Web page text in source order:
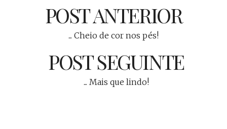
POST ANTERIOR
... Cheio de cor nos pés!
POST SEGUINTE
... Mais que lindo!